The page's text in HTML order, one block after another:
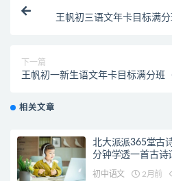
王帆初三语文年卡目标满
下一篇
王帆初一新生语文年卡目标满分班
相关文章
北大派派365堂古
分钟学透一首古诗
初中语文 2月前